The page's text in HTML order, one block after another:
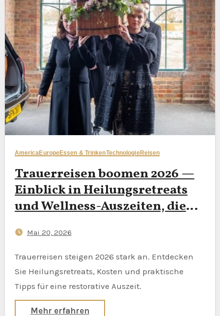
AmericaEuropeEssen & TrinkenTechnologieReisen
Trauerreisen boomen 2026 —
Einblick in Heilungsretreats
und Wellness-Auszeiten, die
Mai 20, 2026
Trauerreisen steigen 2026 stark an. Entdecken
Sie Heilungsretreats, Kosten und praktische
Tipps für eine restorative Auszeit.
Mehr erfahren